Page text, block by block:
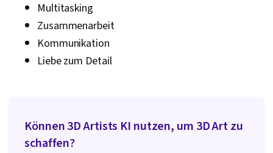
Multitasking
Zusammenarbeit
Kommunikation
Liebe zum Detail
Können 3D Artists KI nutzen, um 3D Art zu
schaffen?